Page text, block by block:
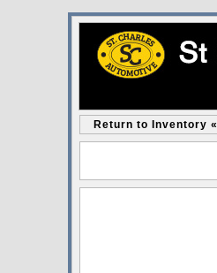
Return to Inventory «